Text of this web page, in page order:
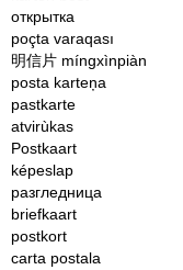
открытка
poçta varaqası
明信片 míngxìnpiàn
posta karteņa
pastkarte
atvirùkas
Postkaart
képeslap
разгледница
briefkaart
postkort
carta postala